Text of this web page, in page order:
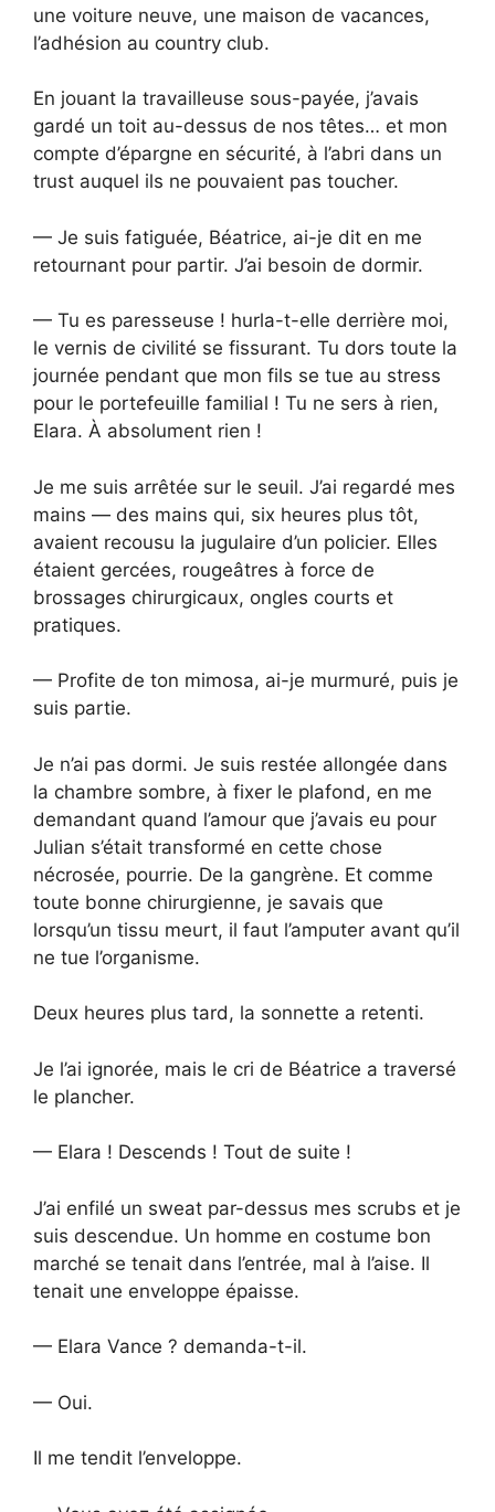
une voiture neuve, une maison de vacances,
l’adhésion au country club.
En jouant la travailleuse sous-payée, j’avais
gardé un toit au-dessus de nos têtes… et mon
compte d’épargne en sécurité, à l’abri dans un
trust auquel ils ne pouvaient pas toucher.
— Je suis fatiguée, Béatrice, ai-je dit en me
retournant pour partir. J’ai besoin de dormir.
— Tu es paresseuse ! hurla-t-elle derrière moi,
le vernis de civilité se fissurant. Tu dors toute la
journée pendant que mon fils se tue au stress
pour le portefeuille familial ! Tu ne sers à rien,
Elara. À absolument rien !
Je me suis arrêtée sur le seuil. J’ai regardé mes
mains — des mains qui, six heures plus tôt,
avaient recousu la jugulaire d’un policier. Elles
étaient gercées, rougeâtres à force de
brossages chirurgicaux, ongles courts et
pratiques.
— Profite de ton mimosa, ai-je murmuré, puis je
suis partie.
Je n’ai pas dormi. Je suis restée allongée dans
la chambre sombre, à fixer le plafond, en me
demandant quand l’amour que j’avais eu pour
Julian s’était transformé en cette chose
nécrosée, pourrie. De la gangrène. Et comme
toute bonne chirurgienne, je savais que
lorsqu’un tissu meurt, il faut l’amputer avant qu’il
ne tue l’organisme.
Deux heures plus tard, la sonnette a retenti.
Je l’ai ignorée, mais le cri de Béatrice a traversé
le plancher.
— Elara ! Descends ! Tout de suite !
J’ai enfilé un sweat par-dessus mes scrubs et je
suis descendue. Un homme en costume bon
marché se tenait dans l’entrée, mal à l’aise. Il
tenait une enveloppe épaisse.
— Elara Vance ? demanda-t-il.
— Oui.
Il me tendit l’enveloppe.